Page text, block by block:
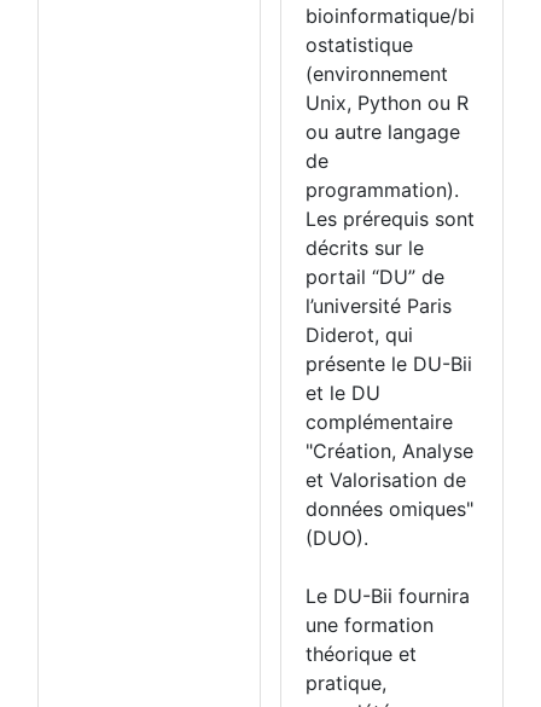
bioinformatique/bi
ostatistique
(environnement
Unix, Python ou R
ou autre langage
de
programmation).
Les prérequis sont
décrits sur le
portail “DU” de
l’université Paris
Diderot, qui
présente le DU-Bii
et le DU
complémentaire
"Création, Analyse
et Valorisation de
données omiques"
(DUO).
Le DU-Bii fournira
une formation
théorique et
pratique,